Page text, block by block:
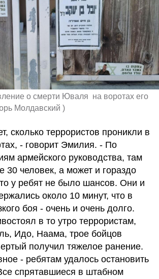
о смерти Юваля  на воротах его
Молдавский )
сколько террористов проникли в
- говорит Эмилия. - По
армейского руководства, там
30 человек, а может и гораздо
у ребят не было шансов. Они и
около 10 минут, что в
боя - очень и очень долго.
в то утро террористам,
Идо, Наама, трое бойцов
получил тяжелое ранение.
- ребятам удалось остановить
спрятавшиеся в штабном